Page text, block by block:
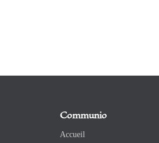
Communio
Accueil